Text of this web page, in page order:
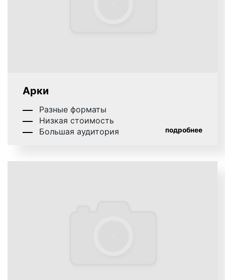
Арки
Разные форматы
Низкая стоимость
Большая аудитория
подробнее